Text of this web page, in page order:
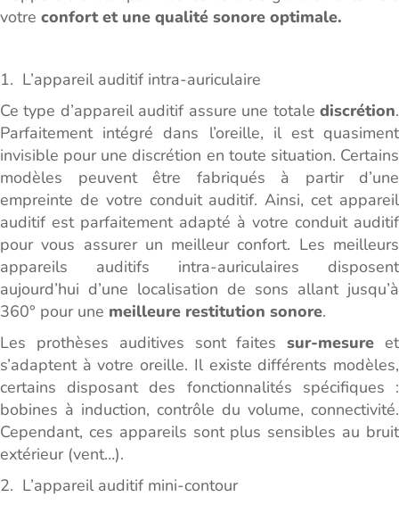
votre confort et une qualité sonore optimale.
1. L’appareil auditif intra-auriculaire
Ce type d’appareil auditif assure une totale discrétion.
Parfaitement intégré dans l’oreille, il est quasiment
invisible pour une discrétion en toute situation. Certains
modèles peuvent être fabriqués à partir d’une
empreinte de votre conduit auditif. Ainsi, cet appareil
auditif est parfaitement adapté à votre conduit auditif
pour vous assurer un meilleur confort. Les meilleurs
appareils auditifs intra-auriculaires disposent
aujourd’hui d’une localisation de sons allant jusqu’à
360° pour une meilleure restitution sonore.
Les prothèses auditives sont faitessur-mesure et
s’adaptent à votre oreille. Il existe différents modèles,
certains disposant des fonctionnalités spécifiques :
bobines à induction, contrôle du volume, connectivité.
Cependant, ces appareils sont plus sensibles au bruit
extérieur (vent…).
2. L’appareil auditif mini-contour